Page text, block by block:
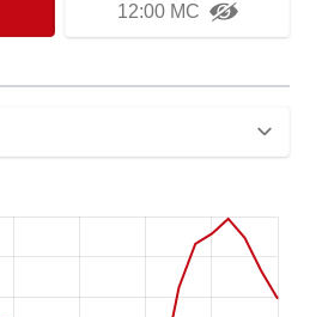
12:00 MC